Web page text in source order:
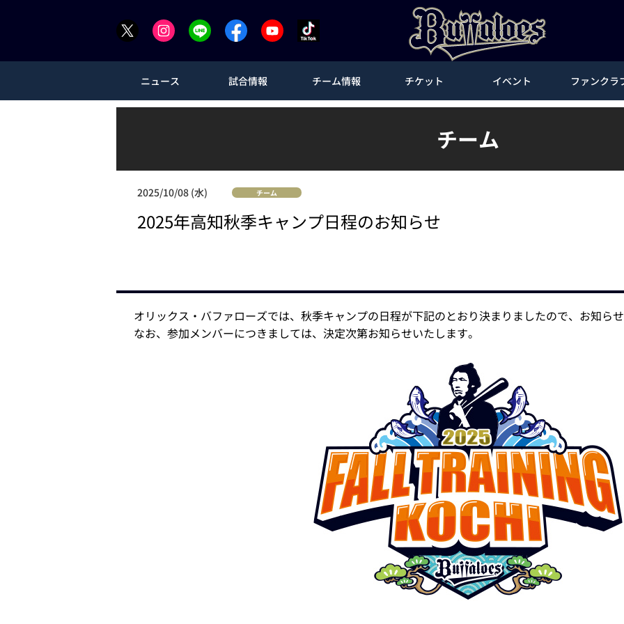
ニュース 試合情報 チーム情報 チケット イベント ファンクラ
チーム
2025/10/08 (水) チーム
2025年高知秋季キャンプ日程のお知らせ
オリックス・バファローズでは、秋季キャンプの日程が下記のとおり決まりましたので、お知らせ
なお、参加メンバーにつきましては、決定次第お知らせいたします。